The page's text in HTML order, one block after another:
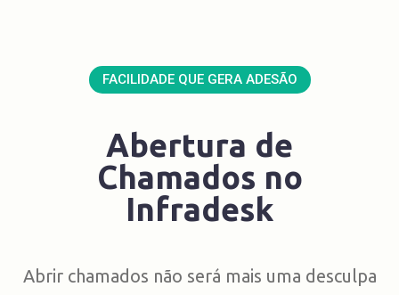
FACILIDADE QUE GERA ADESÃO
Abertura de
Chamados no
Infradesk
Abrir chamados não será mais uma desculpa